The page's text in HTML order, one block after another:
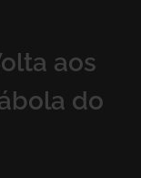
aos
do